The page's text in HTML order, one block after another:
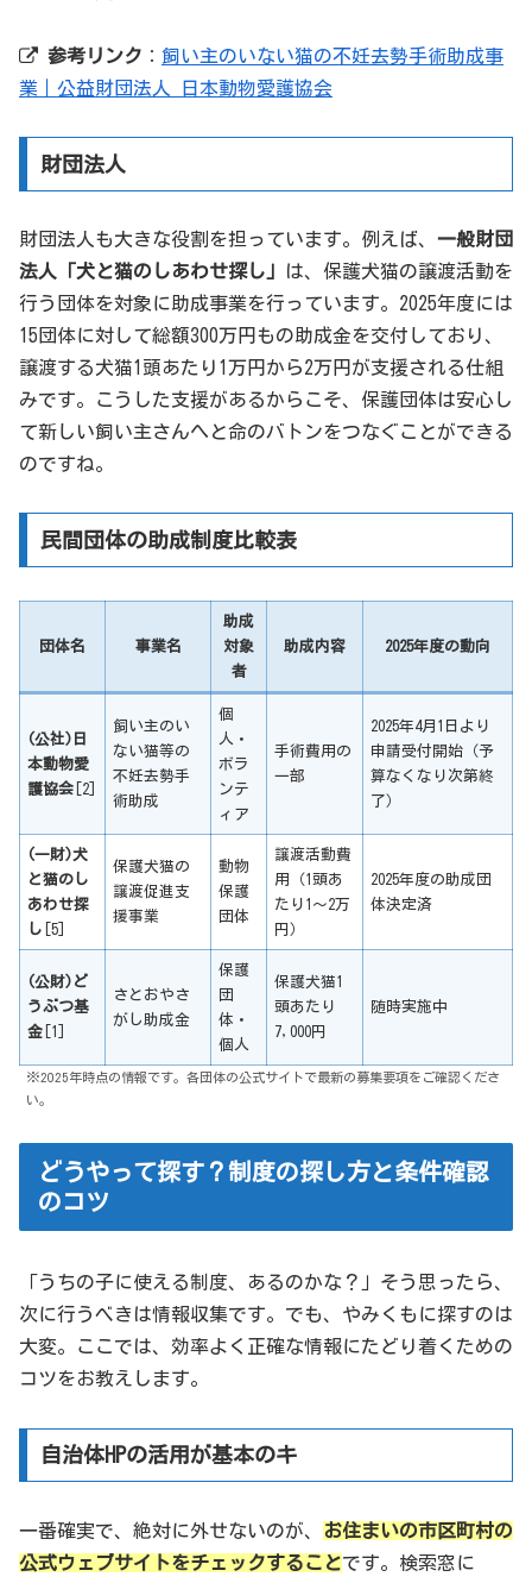
参考リンク ： 飼い主のいない猫の不妊去勢手術助成事
業｜公益財団法人 日本動物愛護協会
財団法人
財団法人も大きな役割を担っています。例えば、 一般財団
法人「犬と猫のしあわせ探し」
は、保護犬猫の譲渡活動を
行う団体を対象に助成事業を行っています。2025年度には
15団体に対して総額300万円もの助成金を交付しており、
譲渡する犬猫1頭あたり1万円から2万円が支援される仕組
みです。こうした支援があるからこそ、保護団体は安心し
て新しい飼い主さんへと命のバトンをつなぐことができる
のですね。
民間団体の助成制度比較表
団体名 事業名
助成
対象
者
助成内容 2025年度の動向
(公社)日
本動物愛
護協会 [2]
飼い主のい
ない猫等の
不妊去勢手
術助成
個
人・
ボラ
ンテ
ィア
手術費用の
一部
2025年4月1日より
申請受付開始（予
算なくなり次第終
了）
(一財)犬
と猫のし
あわせ探
し
[5]
保護犬猫の
譲渡促進支
援事業
動物
保護
団体
譲渡活動費
用（1頭あ
たり1〜2万
円）
2025年度の助成団
体決定済
(公財)ど
うぶつ基
金 [1]
さとおやさ
がし助成金
保護
団
体・
個人
保護犬猫1
頭あたり
7,000円
随時実施中
※2025年時点の情報です。各団体の公式サイトで最新の募集要項をご確認くださ
い。
どうやって探す？制度の探し方と条件確認
のコツ
「うちの子に使える制度、あるのかな？」そう思ったら、
次に行うべきは情報収集です。でも、やみくもに探すのは
大変。ここでは、効率よく正確な情報にたどり着くための
コツをお教えします。
自治体HPの活用が基本のキ
一番確実で、絶対に外せないのが、 お住まいの市区町村の
公式ウェブサイトをチェックすることです。検索窓に